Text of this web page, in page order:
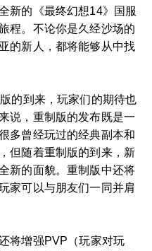
新的《最终幻想14》国服
程。不论你是久经沙场的
的新人，都将能够从中找
的到来，玩家们的期待也
说，重制版的发布既是一
多曾经玩过的经典副本和
但随着重制版的到来，新
新的面貌。重制版中还将
家可以与朋友们一同并肩
将增强PVP（玩家对玩